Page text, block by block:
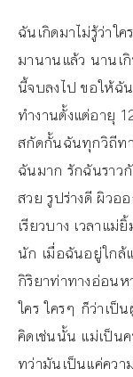
ฉันเกิดมาไม่รู้ว่าใ
มานานแล้ว นานเ
นี้จบลงไป ขอให้ฉั
ทำงานตั้งแต่อายุ
สกัดกั้นฉันทุกวิถีท
ฉันมาก รักฉันราว
สวย รูปร่างดี ผิวอ
เรียวบาง เวลาแม่
นัก เมื่อฉันอยู่ใกล้
กิริยาท่าทางอ่อนห
ใคร ใครๆ ก็ว่าเ
คิดเช่นนั้น แม่เป็น
ทว่ามันเป็นแค่ควา